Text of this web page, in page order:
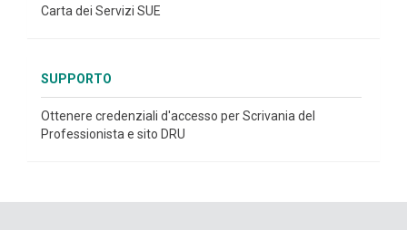
Carta dei Servizi SUE
SUPPORTO
Ottenere credenziali d'accesso per Scrivania del
Professionista e sito DRU